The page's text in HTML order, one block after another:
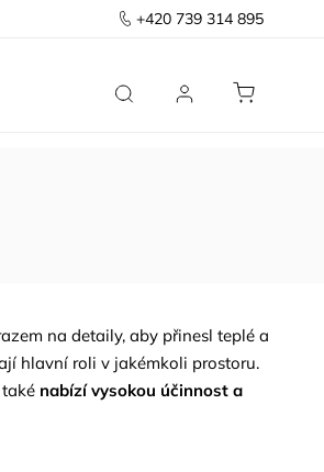
+420 739 314 895
Předsíň
na detaily, aby přinesl teplé a
hlavní roli v jakémkoli prostoru.
nabízí vysokou účinnost a